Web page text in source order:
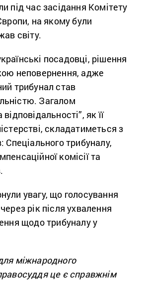
під час засідання Комітету
на якому були
світу.
посадовці, рішення
неповернення, адже
трибунал став
Загалом
як її
складатиметься з
Спеціального трибуналу,
комісії та
увагу, що голосування
рік після ухвалення
щодо трибуналу у
міжнародного
це є справжнім